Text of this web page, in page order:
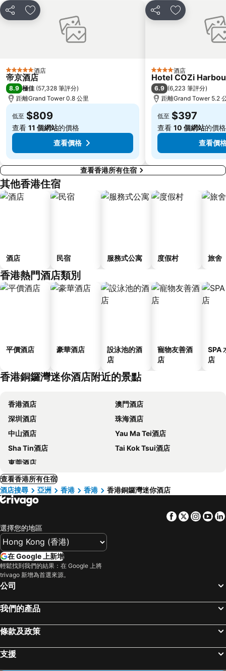
Sheung Wan Metro Station
Tsing Yi Metro Station
寶安區
Causeway Bay Metro Station
深圳野生動物園
大梅沙海濱公園
皇崗口岸
Lamma Island
香港屯門
Tin Hau Metro Station
九龍塘
金銀島酒店站
分享 放到收藏夾
5 星級 酒店
帝京酒店
8.9 極佳 (57,328 筆評分)
距離Grand Tower 0.8 公里
低至 $809
查看 11 個網站的價格
查看價格
分享 放到收藏夾
4 星級 酒店
Hotel COZi
6.9 (6,223 筆評分)
距離Grand Tower 5.2
低至 $397
查看 10 個網站的價格
查看價
查看香港所有住宿
其他香港住宿
酒店 民宿 服務式公寓 度假村 旅舍
香港熱門酒店類別
平價酒店 豪華酒店
設泳池的酒
店
寵物友善酒
店
SPA
店
香港銅鑼灣迷你酒店附近的景點
香港酒店
澳門酒店
深圳酒店
珠海酒店
中山酒店
Yau Ma Tei酒店
Sha Tin酒店
Tai Kok Tsui酒店
東莞酒店
查看香港所有住宿
酒店搜尋
亞洲 香港 香港 香港銅鑼灣迷你酒店
Facebook
Twitter
選擇您的地區
在 Google 上新增
輕鬆找到我們的結果：在 Google 上將
trivago 新增為首選來源。
公司
我們的產品
條款及政策
支援